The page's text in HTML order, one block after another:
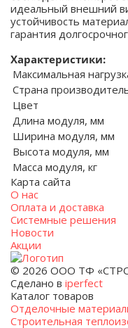
идеальный внешний
устойчивость
гарантия
Характеристики:
Максимальная
Страна
Цвет
Длина модуля, мм
Ширина модуля, мм
Высота модуля, мм
Масса модуля, кг
Карта сайта
О нас
Оплата и доставка
Системные решения
Новости
Акции
© 2026 ООО ТФ
Сделано в iperfect
Каталог товаров
Отделочные
Строительная